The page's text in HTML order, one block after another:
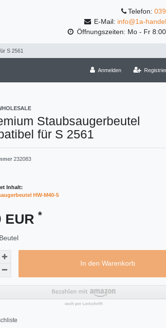
Telefon:
E-Mail: info@1a-
Öffnungszeiten: Mo - Fr
S 2561
Anmelden
Staubsaugerbeutel
für S 2561
232083
Inhalt:
HW-M40-5
EUR *
Beutel
In den Warenkorb